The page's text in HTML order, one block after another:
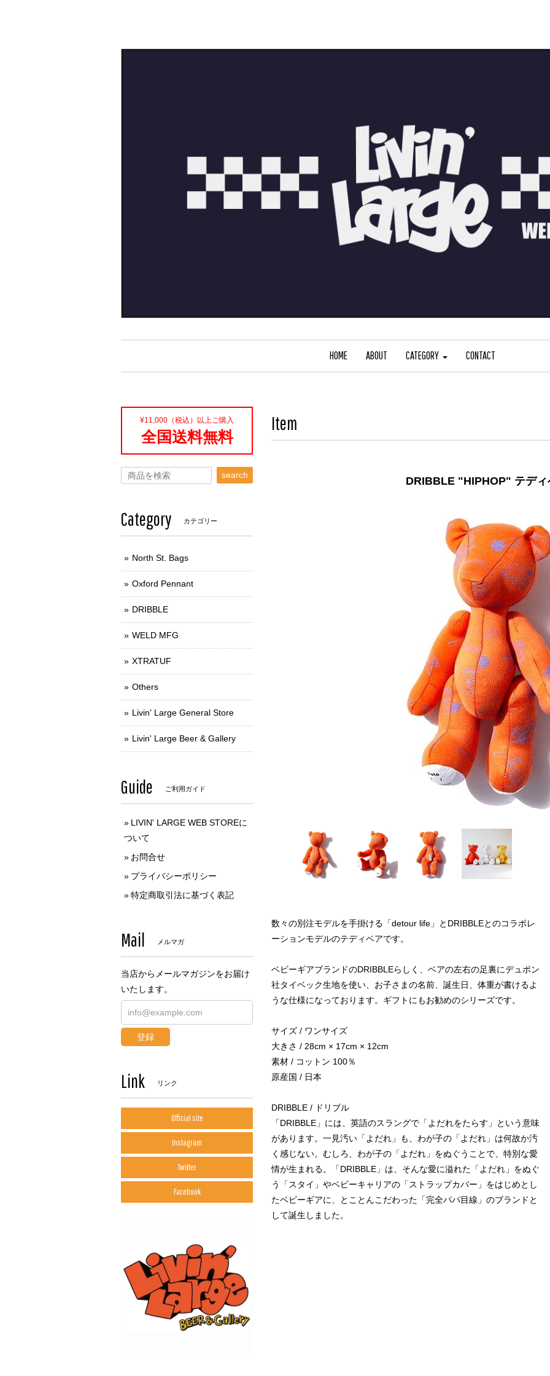
HOME ABOUT CATEGORY CONTACT
Item
DRIBBLE "HIPHOP" テディ
数々の別注モデルを手掛ける「detour life」とDRIBBLEとのコラボレ
ーションモデルのテディベアです。
ベビーギアブランドのDRIBBLEらしく、ベアの左右の足裏にデュポン
社タイベック生地を使い、お子さまの名前、誕生日、体重が書けるよ
うな仕様になっております。ギフトにもお勧めのシリーズです。
サイズ / ワンサイズ
大きさ / 28cm × 17cm × 12cm
素材 / コットン 100％
原産国 / 日本
DRIBBLE / ドリブル
「DRIBBLE」には、英語のスラングで「よだれをたらす」という意味
があります。一見汚い「よだれ」も、わが子の「よだれ」は何故か汚
く感じない。むしろ、わが子の「よだれ」をぬぐうことで、特別な愛
情が生まれる。「DRIBBLE」は、そんな愛に溢れた「よだれ」をぬぐ
う「スタイ」やベビーキャリアの「ストラップカバー」をはじめとし
たベビーギアに、とことんこだわった「完全パパ目線」のブランドと
して誕生しました。
¥11,000（税込）以上ご購入
全国送料無料
search
Category カテゴリー
North St. Bags
Oxford Pennant
DRIBBLE
WELD MFG
XTRATUF
Others
Livin' Large General Store
Livin' Large Beer & Gallery
Guide ご利用ガイド
LIVIN' LARGE WEB STOREに
ついて
お問合せ
プライバシーポリシー
特定商取引法に基づく表記
Mail メルマガ
当店からメールマガジンをお届け
いたします。
登録
Link リンク
Official site
Instagram
Twitter
Facebook